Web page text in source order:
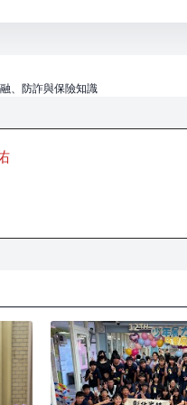
、防詐與保險知識